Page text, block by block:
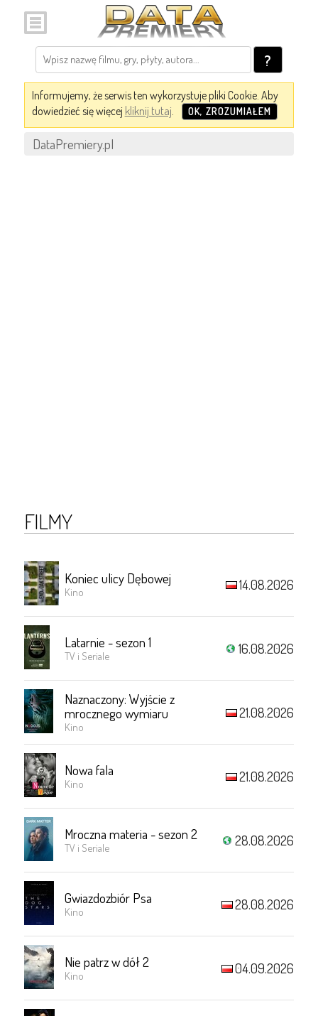
?
Informujemy, że serwis ten wykorzystuje pliki Cookie. Aby
dowiedzieć się więcej kliknij tutaj. OK, ZROZUMIAŁEM
DataPremiery.pl
FILMY
Koniec ulicy Dębowej
Kino 14.08.2026
Latarnie - sezon 1
TV i Seriale 16.08.2026
Naznaczony: Wyjście z
mrocznego wymiaru
Kino
21.08.2026
Nowa fala
Kino 21.08.2026
Mroczna materia - sezon 2
TV i Seriale 28.08.2026
Gwiazdozbiór Psa
Kino 28.08.2026
Nie patrz w dół 2
Kino 04.09.2026